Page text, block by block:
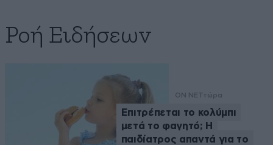
Ροή Ειδήσεων
ON NETτώρα
Επιτρέπεται το κολύμπι
μετά το φαγητό; Η
παιδίατρος απαντά για το